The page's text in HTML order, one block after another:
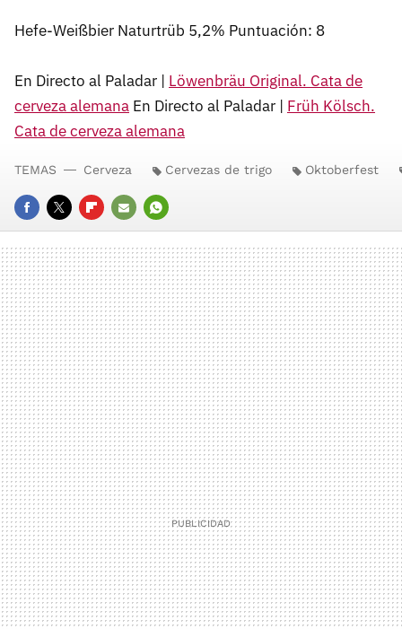
Hefe-Weißbier Naturtrüb 5,2% Puntuación: 8
En Directo al Paladar | Löwenbräu Original. Cata de
cerveza alemana En Directo al Paladar | Früh Kölsch.
Cata de cerveza alemana
FACEBOOK
TWITTERFLIPBOARD
E-
MAIL
WHATSAPP
TEMAS Cerveza Cervezas de trigo Oktoberfest